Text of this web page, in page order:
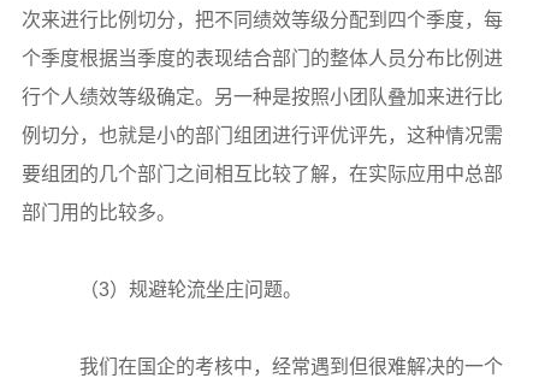
次来进行比例切分，把不同绩效等级分配到四个季度，每
个季度根据当季度的表现结合部门的整体人员分布比例进
行个人绩效等级确定。另一种是按照小团队叠加来进行比
例切分，也就是小的部门组团进行评优评先，这种情况需
要组团的几个部门之间相互比较了解，在实际应用中总部
部门用的比较多。
（3）规避轮流坐庄问题。
我们在国企的考核中，经常遇到但很难解决的一个